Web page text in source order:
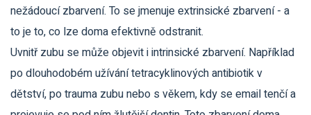
nežádoucí zbarvení. To se jmenuje extrinsické zbarvení - a
to je to, co lze doma efektivně odstranit.
Uvnitř zubu se může objevit i intrinsické zbarvení. Například
po dlouhodobém užívání tetracyklinových antibiotik v
dětství, po trauma zubu nebo s věkem, kdy se email tenčí a